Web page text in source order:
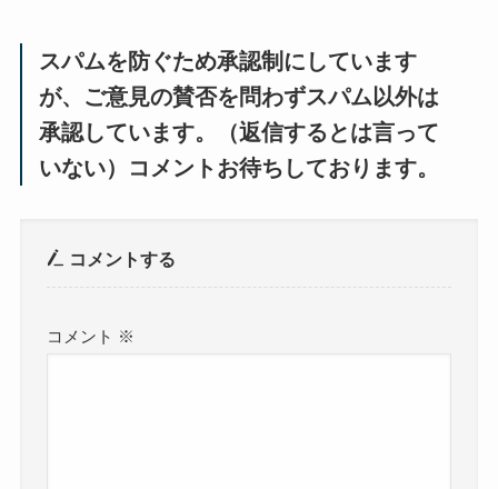
スパムを防ぐため承認制にしています
が、ご意見の賛否を問わずスパム以外は
承認しています。（返信するとは言って
いない）コメントお待ちしております。
コメントする
コメント ※